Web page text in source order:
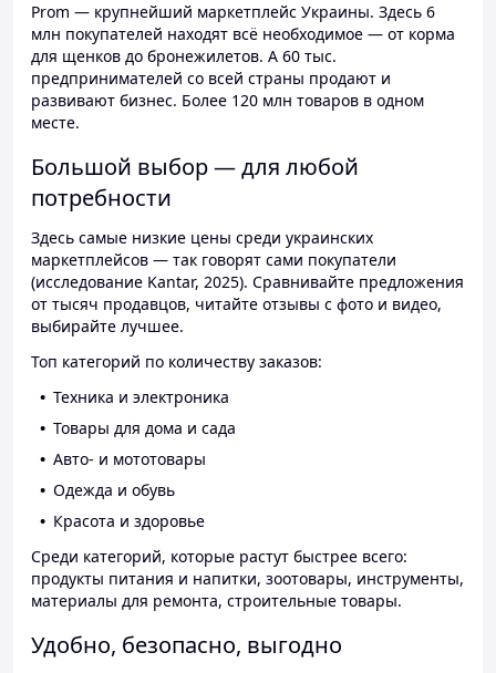
Prom — крупнейший маркетплейс Украины. Здесь 6
млн покупателей находят всё необходимое — от корма
для щенков до бронежилетов. А 60 тыс.
предпринимателей со всей страны продают и
развивают бизнес. Более 120 млн товаров в одном
месте.
Большой выбор — для любой
потребности
Здесь самые низкие цены среди украинских
маркетплейсов — так говорят сами покупатели
(исследование Kantar, 2025). Сравнивайте предложения
от тысяч продавцов, читайте отзывы с фото и видео,
выбирайте лучшее.
Топ категорий по количеству заказов:
Техника и электроника
Товары для дома и сада
Авто- и мототовары
Одежда и обувь
Красота и здоровье
Среди категорий, которые растут быстрее всего:
продукты питания и напитки, зоотовары, инструменты,
материалы для ремонта, строительные товары.
Удобно, безопасно, выгодно